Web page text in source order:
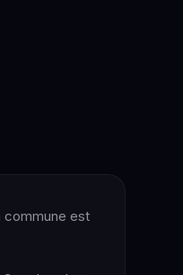
commune est